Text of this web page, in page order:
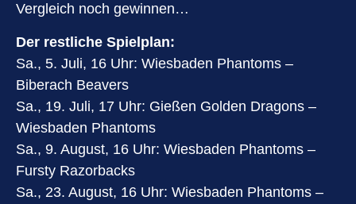
Vergleich noch gewinnen…
Der restliche Spielplan:
Sa., 5. Juli, 16 Uhr: Wiesbaden Phantoms –
Biberach Beavers
Sa., 19. Juli, 17 Uhr: Gießen Golden Dragons –
Wiesbaden Phantoms
Sa., 9. August, 16 Uhr: Wiesbaden Phantoms –
Fursty Razorbacks
Sa., 23. August, 16 Uhr: Wiesbaden Phantoms –